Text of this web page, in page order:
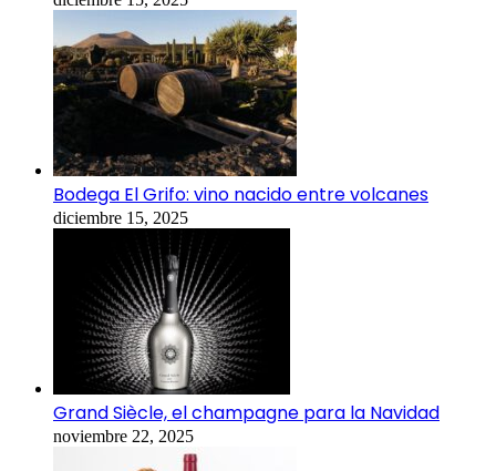
Bodega El Grifo: vino nacido entre volcanes
diciembre 15, 2025
Grand Siècle, el champagne para la Navidad
noviembre 22, 2025